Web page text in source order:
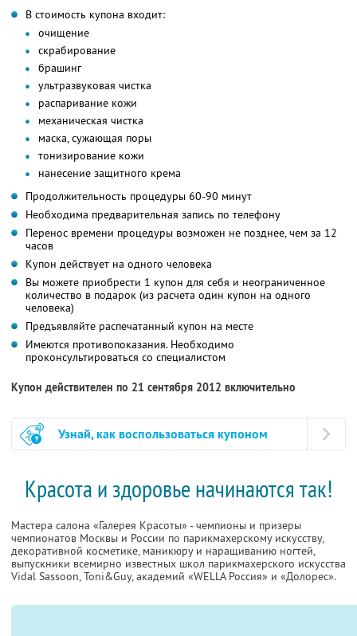
В стоимость купона входит:
очищение
скрабирование
брашинг
ультразвуковая чистка
распаривание кожи
механическая чистка
маска, сужающая поры
тонизирование кожи
нанесение защитного крема
Продолжительность процедуры 60-90 минут
Необходима предварительная запись по телефону
Перенос времени процедуры возможен не позднее, чем за 12
часов
Купон действует на одного человека
Вы можете приобрести 1 купон для себя и неограниченное
количество в подарок (из расчета один купон на одного
человека)
Предъявляйте распечатанный купон на месте
Имеются противопоказания. Необходимо
проконсультироваться со специалистом
Купон действителен по 21 сентября 2012 включительно
Узнай, как воспользоваться купоном
Красота и здоровье начинаются так!
Мастера салона «Галерея Красоты» - чемпионы и призеры
чемпионатов Москвы и России по парикмахерскому искусству,
декоративной косметике, маникюру и наращиванию ногтей,
выпускники всемирно известных школ парикмахерского искусства
Vidal Sassoon, Toni&Guy, академий «WELLA Россия» и «Долорес».